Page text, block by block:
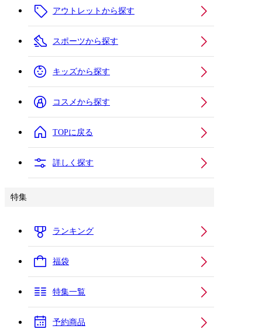
アウトレットから探す
スポーツから探す
キッズから探す
コスメから探す
TOPに戻る
詳しく探す
特集
ランキング
福袋
特集一覧
予約商品